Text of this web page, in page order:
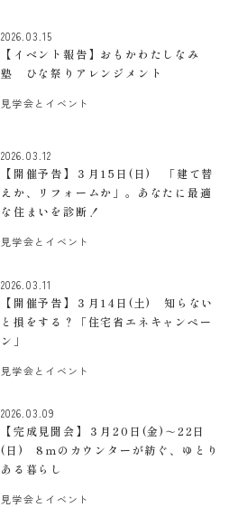
2026.03.15
【イベント報告】おもかわたしなみ
塾 ひな祭りアレンジメント
見学会とイベント
2026.03.12
【開催予告】３月15日(日) 「建て替
えか、リフォームか」。あなたに最適
な住まいを診断！
見学会とイベント
2026.03.11
【開催予告】３月14日(土) 知らない
と損をする？「住宅省エネキャンペー
ン」
見学会とイベント
2026.03.09
【完成見聞会】３月20日(金)～22日
(日) 8ｍのカウンターが紡ぐ、ゆとり
ある暮らし
見学会とイベント